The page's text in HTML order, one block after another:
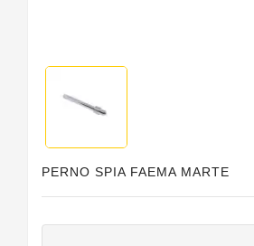
PERNO SPIA FAEMA MARTE